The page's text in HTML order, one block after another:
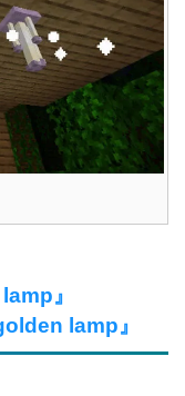
』
lamp』